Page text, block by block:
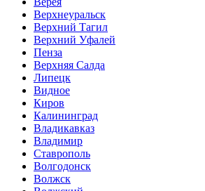
Верхнеуральск
Верхний Тагил
Верхний Уфалей
Пенза
Верхняя Салда
Липецк
Видное
Киров
Калининград
Владикавказ
Владимир
Ставрополь
Волгодонск
Волжск